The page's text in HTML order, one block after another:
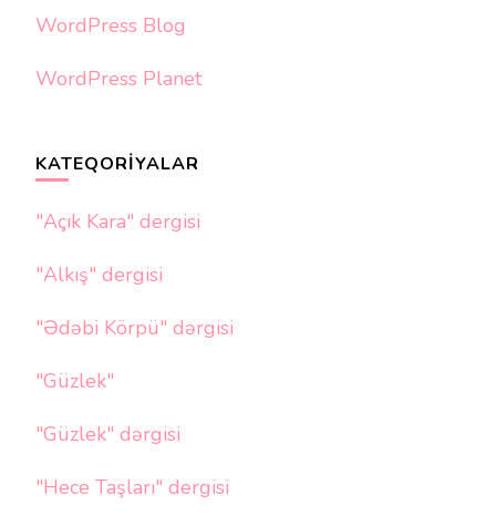
WordPress Blog
WordPress Planet
KATEQORIYALAR
"Açık Kara" dergisi
"Alkış" dergisi
"Ədəbi Körpü" dərgisi
"Güzlek"
"Güzlek" dərgisi
"Hece Taşları" dergisi